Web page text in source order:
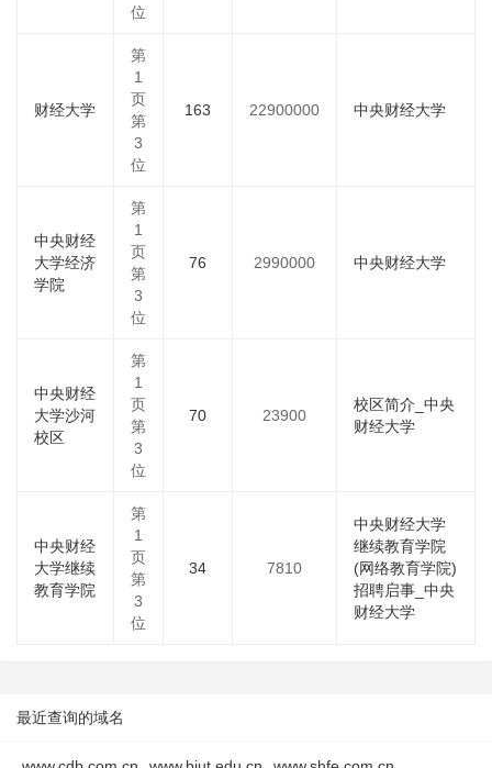
位
财经大学
第
1
页
第
3
位
163 22900000 中央财经大学
中央财经
大学经济
学院
第
1
页
第
3
位
76 2990000 中央财经大学
中央财经
大学沙河
校区
第
1
页
第
3
位
70 23900
校区简介_中央
财经大学
中央财经
大学继续
教育学院
第
1
页
第
3
位
34 7810
中央财经大学
继续教育学院
(网络教育学院)
招聘启事_中央
财经大学
最近查询的域名